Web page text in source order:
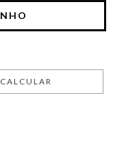
CALCULAR